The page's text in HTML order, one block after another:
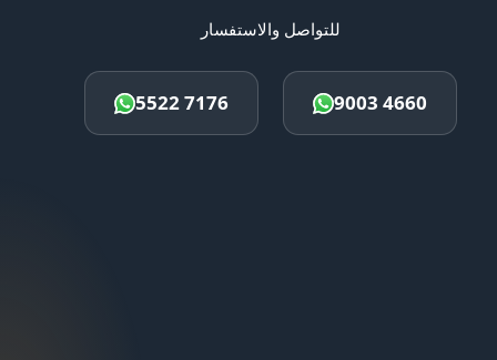
للتواصل والاستفسار
5522 7176 9003 4660